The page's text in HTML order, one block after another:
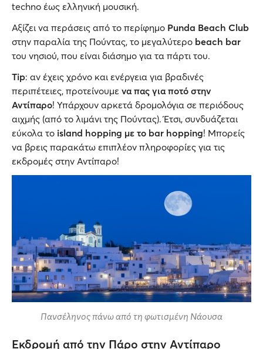
techno έως ελληνική μουσική.
Αξίζει να περάσεις από το περίφημο Punda Beach Club
στην παραλία της Πούντας, το μεγαλύτερο beach bar
του νησιού, που είναι διάσημο για τα πάρτι του.
Tip: αν έχεις χρόνο και ενέργεια για βραδινές
περιπέτειες, προτείνουμε να πας για ποτό στην
Αντίπαρο! Υπάρχουν αρκετά δρομολόγια σε περιόδους
αιχμής (από το λιμάνι της Πούντας). Έτσι, συνδυάζεται
εύκολα το island hopping με το bar hopping! Μπορείς
να βρεις παρακάτω επιπλέον πληροφορίες για τις
εκδρομές στην Αντίπαρο!
Πανσέληνος πάνω από τη φωτισμένη Νάουσα
Εκδρομή από την Πάρο στην Αντίπαρο